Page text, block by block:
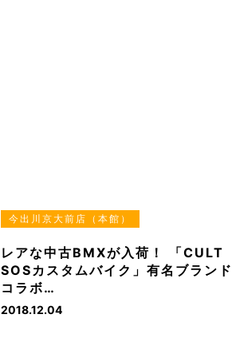
今出川京大前店（本館）
レアな中古BMXが入荷！ 「CULT
SOSカスタムバイク」有名ブラン
コラボ…
2018.12.04